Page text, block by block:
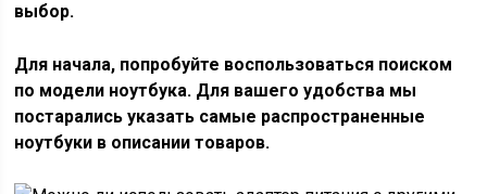
выбор.
Для начала, попробуйте воспользоваться поиском
по модели ноутбука. Для вашего удобства мы
постарались указать самые распространенные
ноутбуки в описании товаров.